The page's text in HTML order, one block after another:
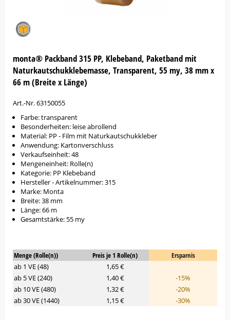
monta® Packband 315 PP, Klebeband, Paketband mit
Naturkautschukklebemasse, Transparent, 55 my, 38 mm x
66 m (Breite x Länge)
Art.-Nr. 63150055
Farbe: transparent
Besonderheiten: leise abrollend
Material: PP - Film mit Naturkautschukkleber
Anwendung: Kartonverschluss
Verkaufseinheit: 48
Mengeneinheit: Rolle(n)
Kategorie: PP Klebeband
Hersteller - Artikelnummer: 315
Marke: Monta
Breite: 38 mm
Länge: 66 m
Gesamtstärke: 55 my
Menge (Rolle(n)) Preis je 1 Rolle(n)
Ersparnis
ab 1 VE (48)
1,65 €
ab 5 VE (240)
1,40 €
-15%
ab 10 VE (480)
1,32 €
-20%
ab 30 VE (1440)
1,15 € -30%